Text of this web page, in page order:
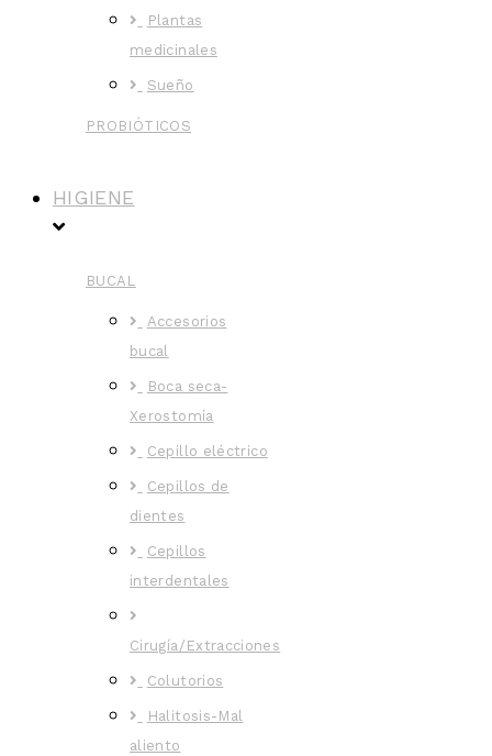
Plantas
medicinales
Sueño
PROBIÓTICOS
HIGIENE
BUCAL
Accesorios
bucal
Boca seca-
Xerostomía
Cepillo eléctrico
Cepillos de
dientes
Cepillos
interdentales
Cirugía/Extracciones
Colutorios
Halitosis-Mal
aliento